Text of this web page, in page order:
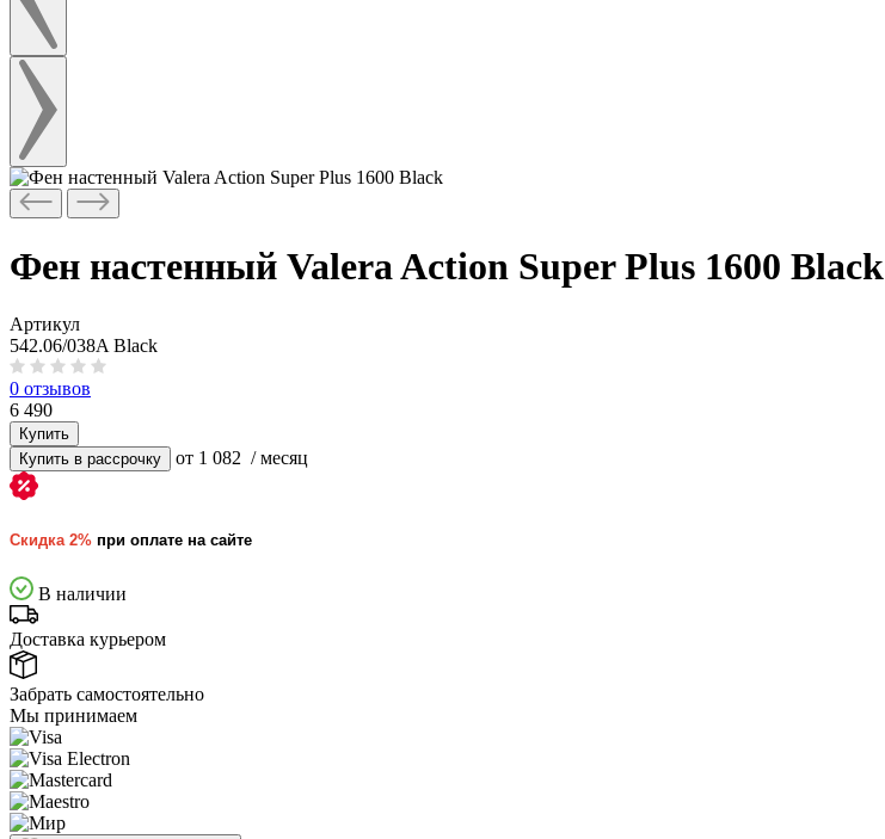
Фен настенный Valera Action Super Plus 1600 Black
Артикул
542.06/038A Black
0 отзывов
6 490
Купить
Купить в рассрочку
от 1 082 / месяц
Скидка 2% при оплате на сайте
В наличии
Доставка курьером
Забрать самостоятельно
Мы принимаем